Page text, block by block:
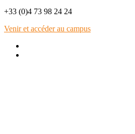
+33 (0)4 73 98 24 24
Venir et accéder au campus